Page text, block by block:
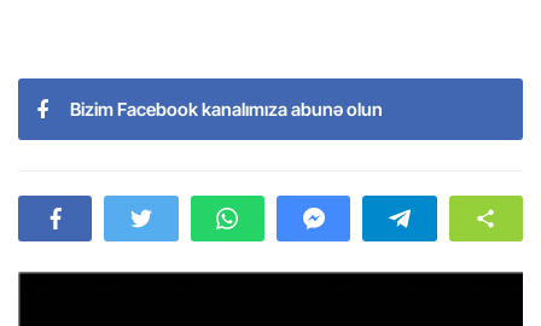
Bizim Facebook kanalımıza abunə olun